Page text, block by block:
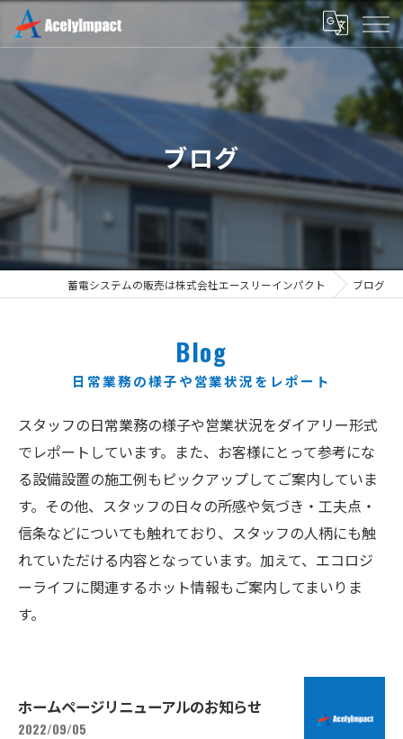
ブログ
蓄電システムの販売は株式会社エースリーインパクト ブログ
Blog
日常業務の様子や営業状況をレポート
スタッフの日常業務の様子や営業状況をダイアリー形式
でレポートしています。また、お客様にとって参考にな
る設備設置の施工例もピックアップしてご案内していま
す。その他、スタッフの日々の所感や気づき・工夫点・
信条などについても触れており、スタッフの人柄にも触
れていただける内容となっています。加えて、エコロジ
ーライフに関連するホット情報もご案内してまいりま
す。
ホームページリニューアルのお知らせ
2022/09/05